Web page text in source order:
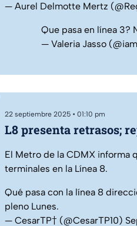
— Aurel Delmotte Mertz
Que pasa en línea 3?
— Valeria Jasso
22 septiembre 2025 • 01:10 pm
L8 presenta retrasos;
El Metro de la CDMX informa
terminales en la Línea 8.
Qué pasa con la línea 8
pleno Lunes.
— CesarTP† (@CesarTP10)